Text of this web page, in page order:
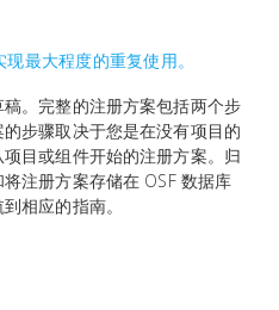
最大程度的重复使用。
。完整的注册方案包括两个步
步骤取决于您是在没有项目的
目或组件开始的注册方案。归
注册方案存储在 OSF 数据库
相应的指南。